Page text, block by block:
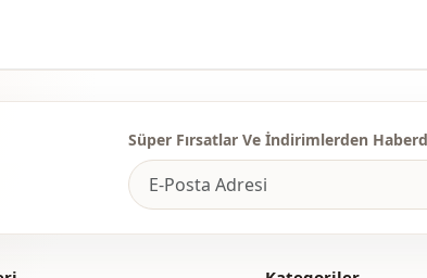
Süper Fırsatlar Ve İndirimlerden